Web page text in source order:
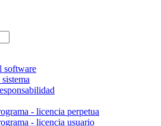
software
- licencia perpetua
- licencia usuario